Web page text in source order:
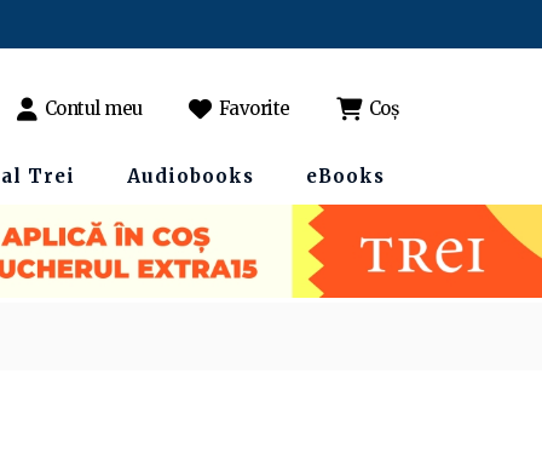
Contul meu Favorite Coș
Trei Audiobooks eBooks